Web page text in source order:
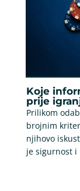
Koje
prije
Prilikom
brojnim
njihovo
je sigurnost i